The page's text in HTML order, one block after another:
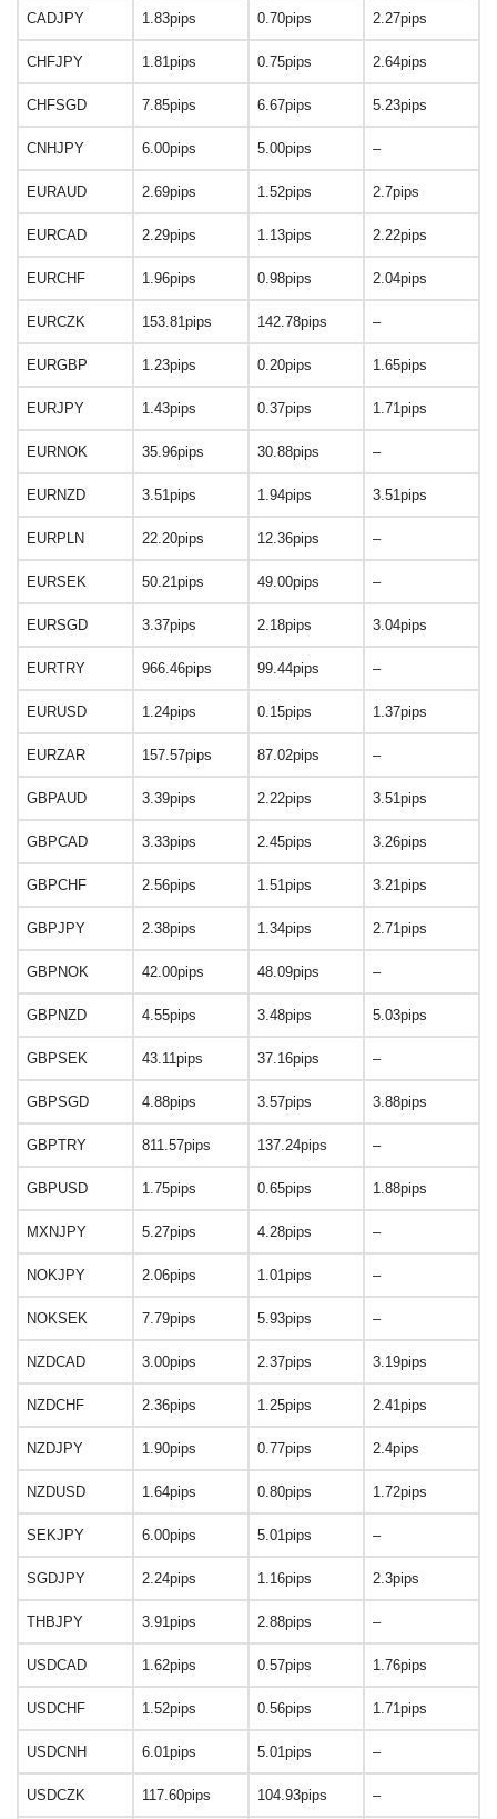
CADJPY 1.83pips 0.70pips 2.27pips
CHFJPY 1.81pips 0.75pips 2.64pips
CHFSGD 7.85pips 6.67pips 5.23pips
CNHJPY 6.00pips 5.00pips –
EURAUD 2.69pips 1.52pips 2.7pips
EURCAD 2.29pips 1.13pips 2.22pips
EURCHF 1.96pips 0.98pips 2.04pips
EURCZK 153.81pips 142.78pips –
EURGBP 1.23pips 0.20pips 1.65pips
EURJPY 1.43pips 0.37pips 1.71pips
EURNOK 35.96pips 30.88pips –
EURNZD 3.51pips 1.94pips 3.51pips
EURPLN 22.20pips 12.36pips –
EURSEK 50.21pips 49.00pips –
EURSGD 3.37pips 2.18pips 3.04pips
EURTRY 966.46pips 99.44pips –
EURUSD 1.24pips 0.15pips 1.37pips
EURZAR 157.57pips 87.02pips –
GBPAUD 3.39pips 2.22pips 3.51pips
GBPCAD 3.33pips 2.45pips 3.26pips
GBPCHF 2.56pips 1.51pips 3.21pips
GBPJPY 2.38pips 1.34pips 2.71pips
GBPNOK 42.00pips 48.09pips –
GBPNZD 4.55pips 3.48pips 5.03pips
GBPSEK 43.11pips 37.16pips –
GBPSGD 4.88pips 3.57pips 3.88pips
GBPTRY 811.57pips 137.24pips –
GBPUSD 1.75pips 0.65pips 1.88pips
MXNJPY 5.27pips 4.28pips –
NOKJPY 2.06pips 1.01pips –
NOKSEK 7.79pips 5.93pips –
NZDCAD 3.00pips 2.37pips 3.19pips
NZDCHF 2.36pips 1.25pips 2.41pips
NZDJPY 1.90pips 0.77pips 2.4pips
NZDUSD 1.64pips 0.80pips 1.72pips
SEKJPY 6.00pips 5.01pips –
SGDJPY 2.24pips 1.16pips 2.3pips
THBJPY 3.91pips 2.88pips –
USDCAD 1.62pips 0.57pips 1.76pips
USDCHF 1.52pips 0.56pips 1.71pips
USDCNH 6.01pips 5.01pips –
USDCZK 117.60pips 104.93pips –